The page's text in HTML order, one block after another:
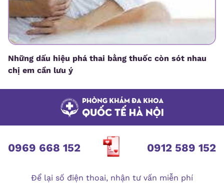
Những dấu hiệu phá thai bằng thuốc còn sót nhau
chị em cần lưu ý
0969 668 152 0912 589 152
Để lại số điện thoai, nhận tư vấn miễn phí